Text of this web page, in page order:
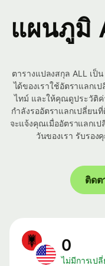
แผนภูมิ
ตารางแปลงสกุล ALL เป็
ได้ของเราใช้อัตราแลกเ
ไทม์ และให้คุณดูประวัติ
กำลังรออัตราแลกเปลี่ยน
จะแจ้งคุณเมื่ออัตราแลกเ
วันของเรา รับรอ
ติดต
0
ไม่มีการเป